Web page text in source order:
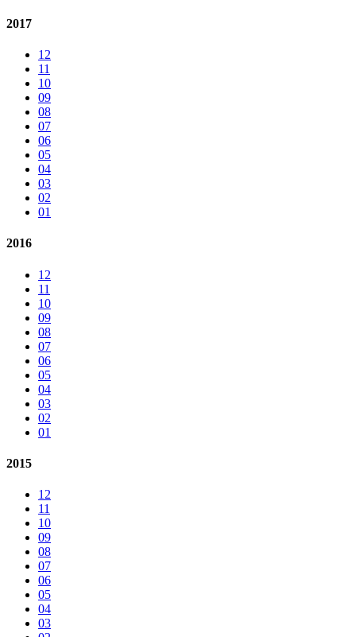
2017
12
11
10
09
08
07
06
05
04
03
02
01
2016
12
11
10
09
08
07
06
05
04
03
02
01
2015
12
11
10
09
08
07
06
05
04
03